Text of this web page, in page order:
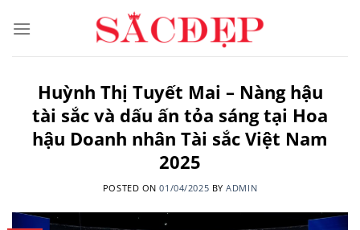
Huỳnh Thị Tuyết Mai – Nàng hậu
tài sắc và dấu ấn tỏa sáng tại Hoa
hậu Doanh nhân Tài sắc Việt Nam
2025
POSTED ON01/04/2025 BYADMIN